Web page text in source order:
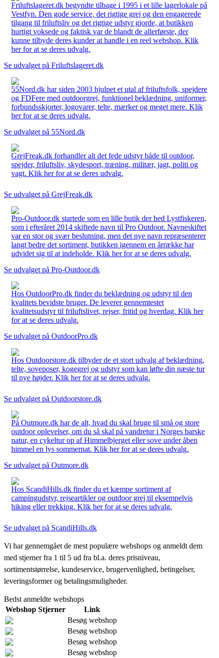
Friluftslageret.dk begyndte tilbage i 1995 i et lille lagerlokale på
Vestfyn. Den gode service, det rigtige grej og den engagerede
tilgang til friluftsliv og det rigtige udstyr gjorde, at butikken
hurtigt voksede og faktisk var de blandt de allerførste, der
kunne tilbyde deres kunder at handle i en reel webshop. Klik
her for at se deres udvalg.
Se udvalget på Friluftslageret.dk
55Nord.dk har siden 2003 hjulpet et utal af friluftsfolk, spejdere
og FDFere med outdoorgrej, funktionel beklædning, uniformer,
forbundsskjorter, logovarer, telte, mærker og meget mere. Klik
her for at se deres udvalg.
Se udvalget på 55Nord.dk
GrejFreak.dk forhandler alt det fede udstyr både til outdoor,
spejder, friluftsliv, skydesport, træning, militær, jagt, politi og
vagt. Klik her for at se deres udvalg.
Se udvalget på GrejFreak.dk
Pro-Outdoor.dk startede som en lille butik der hed Lystfiskeren,
som i efteråret 2014 skiftede navn til Pro Outdoor. Navneskiftet
var en stor og svær beslutning, men det nye navn repræsenterer
langt bedre det sortiment, butikken igennem en årrække har
udvidet sig til at indeholde. Klik her for at se deres udvalg.
Se udvalget på Pro-Outdoor.dk
Hos OutdoorPro.dk finder du beklædning og udstyr til den
kvalitets bevidste bruger. De leverer gennemtestet
kvalitetsudstyr til friluftslivet, rejser, fritid og hverdag. Klik her
for at se deres udvalg.
Se udvalget på OutdoorPro.dk
Hos Outdoorstore.dk tilbyder de et stort udvalg af beklædning,
telte, soveposer, kogegrej og udstyr som kan løfte din næste tur
til nye højder. Klik her for at se deres udvalg.
Se udvalget på Outdoorstore.dk
På Outmore.dk har de alt, hvad du skal bruge til små og store
outdoor oplevelser, om du så skal på vandretur i Norges barske
natur, en cykeltur op af Himmelbjerget eller sove under åben
himmel en lys sommernat. Klik her for at se deres udvalg.
Se udvalget på Outmore.dk
Hos ScandiHills.dk finder du et kæmpe sortiment af
campingudstyr, rejseartikler og outdoor grej til eksempelvis
hiking eller trekking. Klik her for at se deres udvalg.
Se udvalget på ScandiHills.dk
Vi har gennemgået de mest populære webshops og anmeldt dem
med stjerner fra 1 til 5 ud fra bl.a. deres prisniveau,
sortimentstørrelse, kundeservice, brugervenlighed, betingelser,
leveringsformer og betalingsmuligheder.
Bedst anmeldte webshops
Webshop Stjerner
Link
Besøg webshop
Besøg webshop
Besøg webshop
Besøg webshop